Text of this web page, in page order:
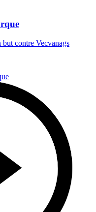
contre Vecvanags